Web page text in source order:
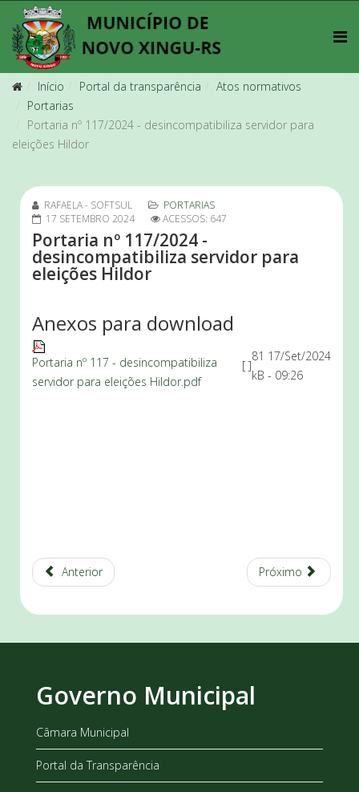
Início Portal da transparência
Atos normativos
Portarias
Portaria nº 117/2024 - desincompatibiliza servidor para
eleições Hildor
RAFAELA - SOFTSUL
PORTARIAS
17 SETEMBRO 2024
ACESSOS: 647
Portaria nº 117/2024 -
desincompatibiliza servidor para
eleições Hildor
Anexos para download
Portaria nº 117 - desincompatibiliza
servidor para eleições Hildor.pdf
[ ]
81
kB
17/Set/2024
- 09:26
Anterior Próximo
Governo Municipal
Câmara Municipal
Portal da Transparência